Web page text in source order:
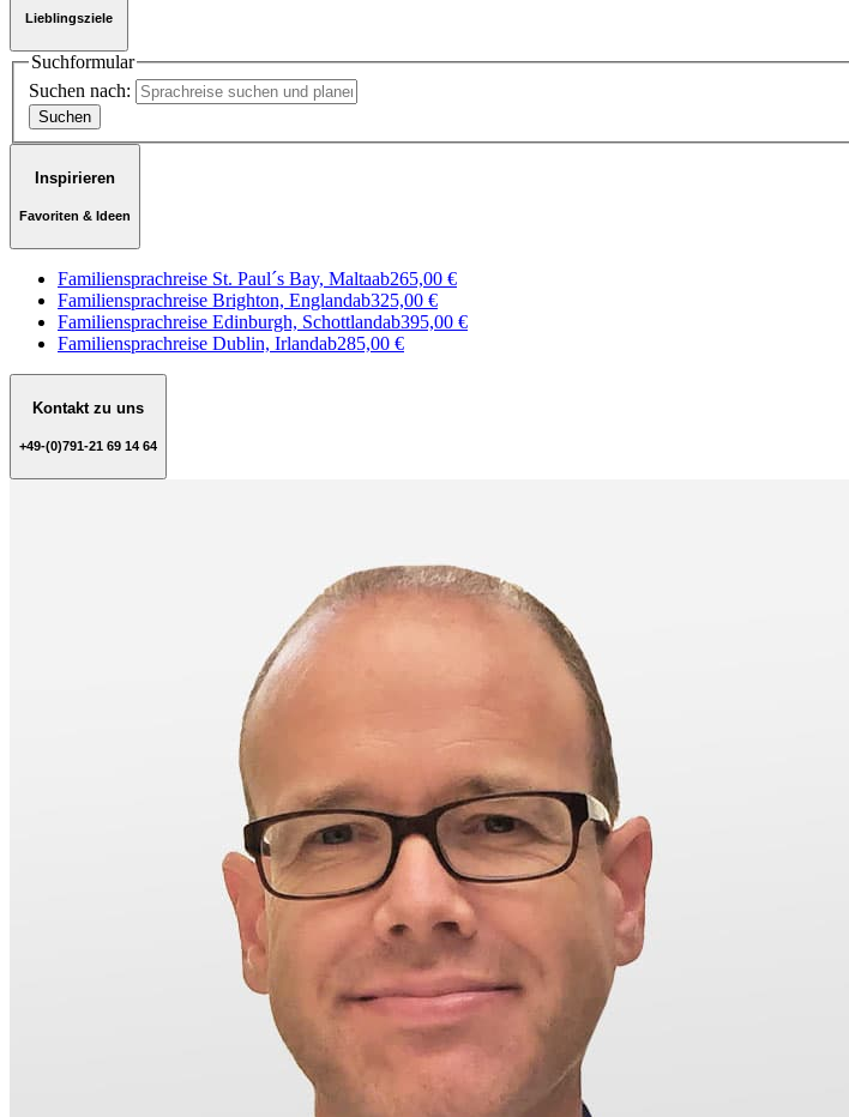
Lieblingsziele
Suchformular
Suchen nach:
Inspirieren
Favoriten & Ideen
Familiensprachreise St. Paul´s Bay, Maltaab265,00 €
Familiensprachreise Brighton, Englandab325,00 €
Familiensprachreise Edinburgh, Schottlandab395,00 €
Familiensprachreise Dublin, Irlandab285,00 €
Kontakt zu uns
+49-(0)791-21 69 14 64